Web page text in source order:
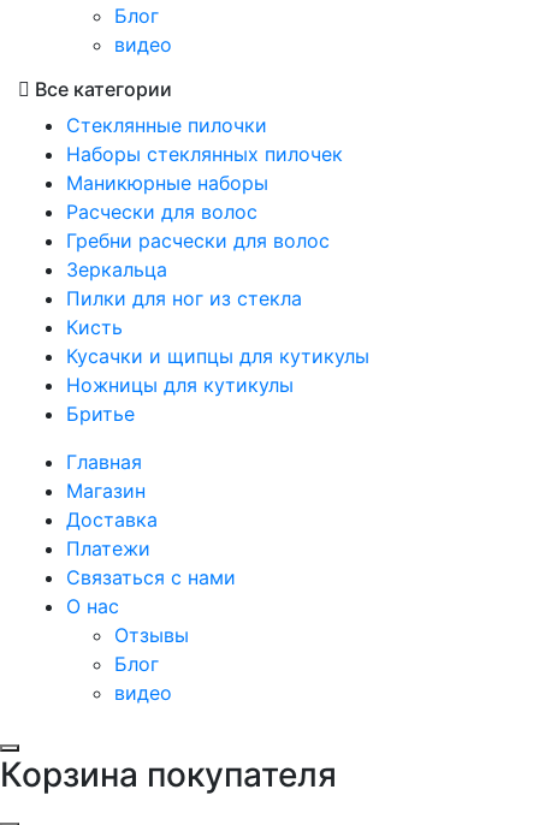
Блог
видео
Все категории
Стеклянные пилочки
Наборы стеклянных пилочек
Маникюрные наборы
Расчески для волос
Гребни расчески для волос
Зеркальца
Пилки для ног из стекла
Кисть
Кусачки и щипцы для кутикулы
Ножницы для кутикулы
Бритье
Главная
Магазин
Доставка
Платежи
Связаться с нами
О нас
Отзывы
Блог
видео
Корзина покупателя